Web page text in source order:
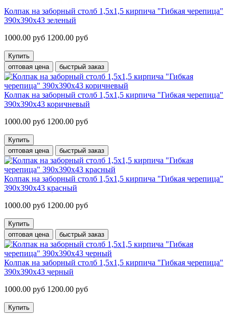
Колпак на заборный столб 1,5х1,5 кирпича "Гибкая черепица"
390х390х43 зеленый
1000.00 руб 1200.00 руб
Купить
оптовая цена
быстрый заказ
Колпак на заборный столб 1,5х1,5 кирпича "Гибкая черепица"
390х390х43 коричневый
1000.00 руб 1200.00 руб
Купить
оптовая цена
быстрый заказ
Колпак на заборный столб 1,5х1,5 кирпича "Гибкая черепица"
390х390х43 красный
1000.00 руб 1200.00 руб
Купить
оптовая цена
быстрый заказ
Колпак на заборный столб 1,5х1,5 кирпича "Гибкая черепица"
390х390х43 черный
1000.00 руб 1200.00 руб
Купить